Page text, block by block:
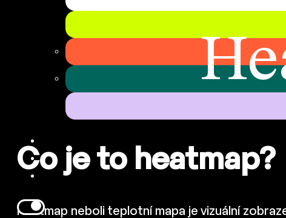
Co je to heatmap?
Heatmap neboli teplotní mapa je vizuální